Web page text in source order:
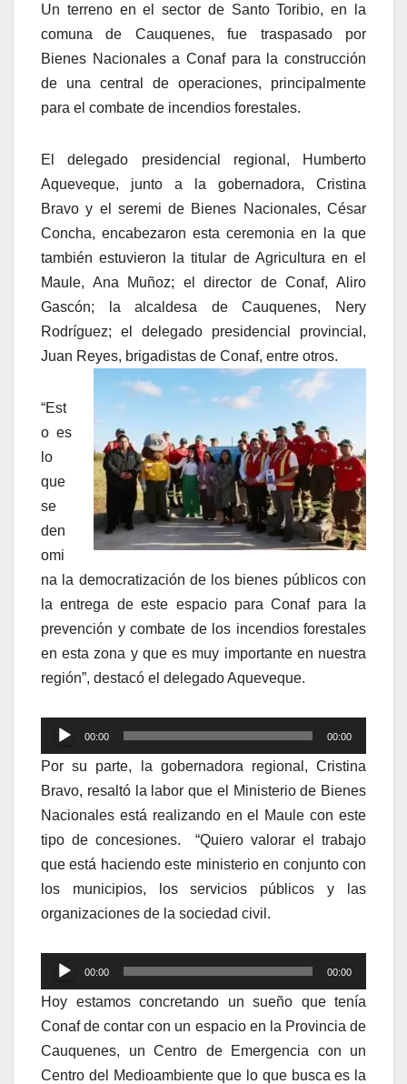
Un terreno en el sector de Santo Toribio, en la
comuna de Cauquenes, fue traspasado por
Bienes Nacionales a Conaf para la construcción
de una central de operaciones, principalmente
para el combate de incendios forestales.
El delegado presidencial regional, Humberto
Aqueveque, junto a la gobernadora, Cristina
Bravo y el seremi de Bienes Nacionales, César
Concha, encabezaron esta ceremonia en la que
también estuvieron la titular de Agricultura en el
Maule, Ana Muñoz; el director de Conaf, Aliro
Gascón; la alcaldesa de Cauquenes, Nery
Rodríguez; el delegado presidencial provincial,
Juan Reyes, brigadistas de Conaf, entre otros.
“Est
o es
lo
que
se
den
omi
na la democratización de los bienes públicos con
la entrega de este espacio para Conaf para la
prevención y combate de los incendios forestales
en esta zona y que es muy importante en nuestra
región”, destacó el delegado Aqueveque.
Reproductor
de
00:00 00:00
Por su parte, la gobernadora regional, Cristina
Bravo, resaltó la labor que el Ministerio de Bienes
Nacionales está realizando en el Maule con este
tipo de concesiones. “Quiero valorar el trabajo
que está haciendo este ministerio en conjunto con
los municipios, los servicios públicos y las
organizaciones de la sociedad civil.
Reproductor
de
audio
00:00 00:00
Hoy estamos concretando un sueño que tenía
Conaf de contar con un espacio en la Provincia de
Cauquenes, un Centro de Emergencia con un
Centro del Medioambiente que lo que busca es la